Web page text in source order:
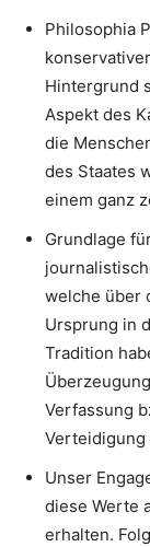
Philosophia
Hintergrund
Aspekt des
die
des Staates
einem ganz
Grundlage
welche über
Ursprung in
Tradition
Verfassung
Verteidigung
Unser
diese Werte
erhalten.